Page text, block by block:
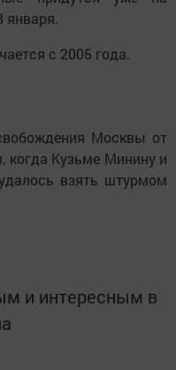
января.
с 2005 года.
Москвы от
когда Кузьме Минину и
взять штурмом
и интересным в